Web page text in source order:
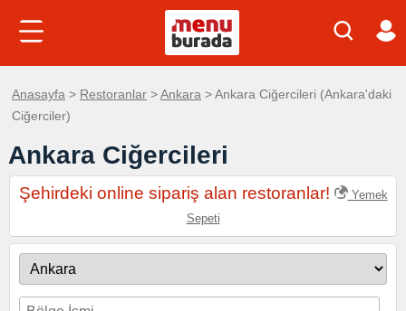
Anasayfa > Restoranlar >Ankara > Ankara Ciğercileri (Ankara'daki
Ciğerciler)
Ankara Ciğercileri
Şehirdeki online sipariş alan restoranlar!
Yemek
Sepeti